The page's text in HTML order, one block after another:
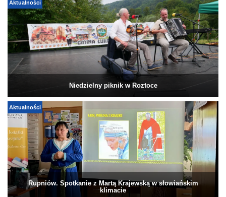
Aktualności
Niedzielny piknik w Roztoce
Aktualności
Rupniów. Spotkanie z Martą Krajewską w słowiańskim
klimacie